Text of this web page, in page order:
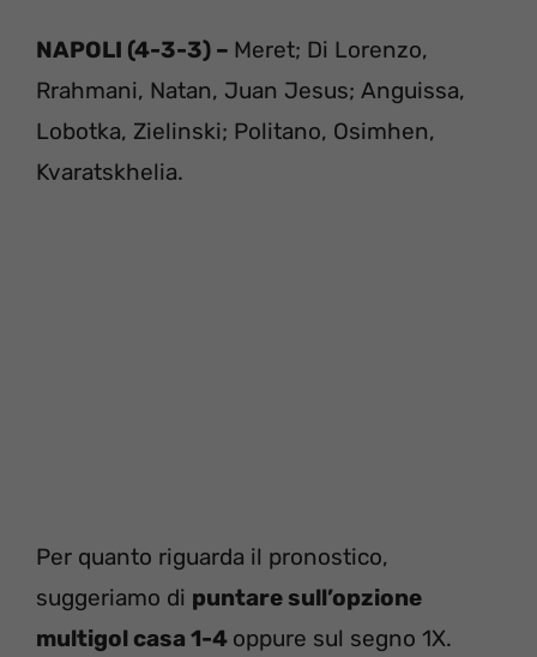
NAPOLI (4-3-3) – Meret; Di Lorenzo,
Rrahmani, Natan, Juan Jesus; Anguissa,
Lobotka, Zielinski; Politano, Osimhen,
Kvaratskhelia.
Per quanto riguarda il pronostico,
suggeriamo di puntare sull’opzione
multigol casa 1-4 oppure sul segno 1X.